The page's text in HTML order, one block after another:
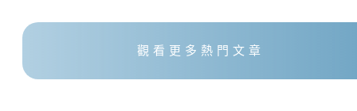
觀看更多熱門文章